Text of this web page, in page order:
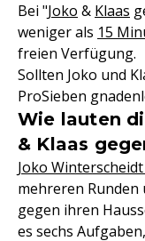
Bei "Joko & Klaas
weniger als 15
freien Verfügung.
Sollten Joko und
ProSieben
Wie lauten
& Klaas
Joko
mehreren
gegen ihren
es sechs